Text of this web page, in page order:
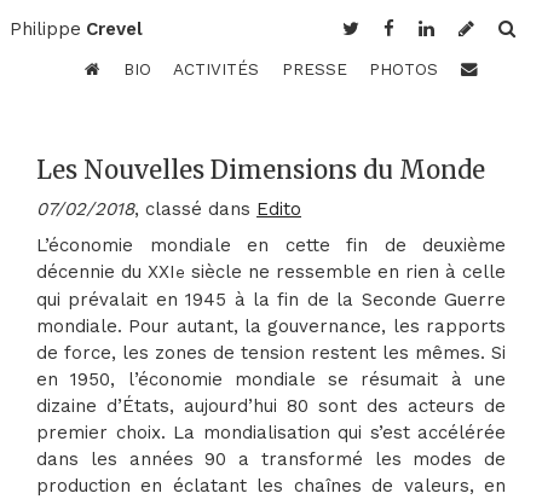
Philippe Crevel
BIO ACTIVITÉS PRESSE PHOTOS
Les Nouvelles Dimensions du Monde
07/02/2018, classé dans Edito
L’économie mondiale en cette fin de deuxième
décennie du XXI e siècle ne ressemble en rien à celle
qui prévalait en 1945 à la fin de la Seconde Guerre
mondiale. Pour autant, la gouvernance, les rapports
de force, les zones de tension restent les mêmes. Si
en 1950, l’économie mondiale se résumait à une
dizaine d’États, aujourd’hui 80 sont des acteurs de
premier choix. La mondialisation qui s’est accélérée
dans les années 90 a transformé les modes de
production en éclatant les chaînes de valeurs, en